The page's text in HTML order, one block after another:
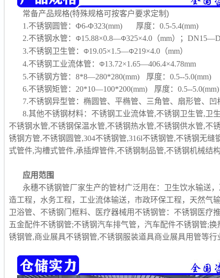
常备产品规格(特殊规格可按客户要求定制)
1.不锈钢圆管：Φ6-Φ323(mm) 厚度：0.5-5.4(mm)
2.不锈钢水管：Φ15.88×0.8—Φ325×4.0（mm）；
3.不锈钢卫生管：Φ19.05×1.5—Φ219×4.0（mm）
4.不锈钢工业流体管：Φ13.72×1.65—406.4×4.78mm
5.不锈钢方管：8*8—280*280(mm) 厚度：0.5--5.0(mm)
6.不锈钢矩管：20*10—100*200(mm) 厚度：0.5--5.0(mm)
7.不锈钢异型管：椭圆管、平椭管、三角管、扇形管、
8.其他不锈钢材料：不锈钢工业流体管,不锈钢卫生管,卫
不锈钢水管,不锈钢保温水管,不锈钢热水管,不锈钢供水管,不
锈钢方管,不锈钢圆管,304不锈钢管,316l不锈钢管,不锈钢无
式管件,沟槽式管件,承插焊管件,不锈钢制品管,不锈钢机械结
应用范围
永穗不锈钢管厂家生产的管材广泛用在：卫生饮水输送
造工程，水务工程，工业流体输送，市政环保工程，天然气
卫浴管、不锈钢门框料、医疗器械用不锈钢管：不锈钢医疗
五金配件不锈钢管;不锈钢汽车排气管，汽车配件不锈钢管;
锈钢管,商业展具不锈钢管,不锈钢服装道具商业展具用管等行